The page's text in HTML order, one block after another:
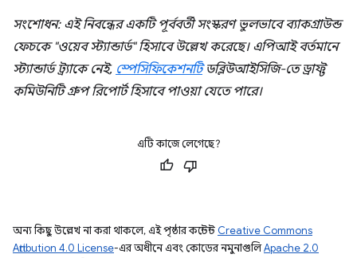
সংশোধন: এই নিবন্ধের একটি পূর্ববর্তী সংস্করণ ভুলভাবে ব্যাকগ্রাউন্ড
ফেচকে "ওয়েব স্ট্যান্ডার্ড" হিসাবে উল্লেখ করেছে। এপিআই বর্তমানে
স্ট্যান্ডার্ড ট্র্যাকে নেই, স্পেসিফিকেশনটিডব্লিউআইসিজি-তে ড্রাফ্ট
কমিউনিটি গ্রুপ রিপোর্ট হিসাবে পাওয়া যেতে পারে।
এটি কাজে লেগেছে?
অন্য কিছু উল্লেখ না করা থাকলে, এই পৃষ্ঠার কন্টেন্ট Creative Commons
Attribution 4.0 License-এর অধীনে এবং কোডের নমুনাগুলিApache 2.0